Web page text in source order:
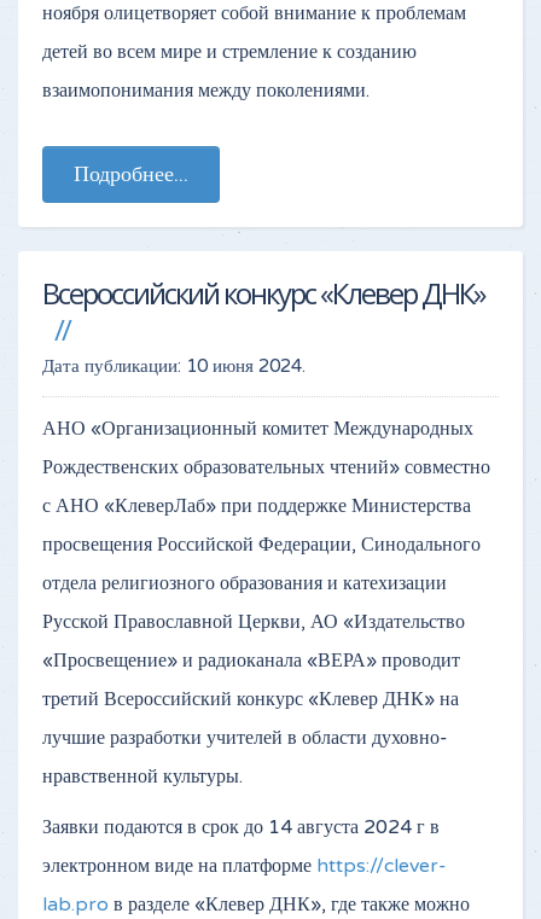
ноября олицетворяет собой внимание к проблемам
детей во всем мире и стремление к созданию
взаимопонимания между поколениями.
Подробнее...
Всероссийский конкурс «Клевер ДНК»
Дата публикации: 10 июня 2024.
АНО «Организационный комитет Международных
Рождественских образовательных чтений» совместно
с АНО «КлеверЛаб» при поддержке Министерства
просвещения Российской Федерации, Синодального
отдела религиозного образования и катехизации
Русской Православной Церкви, АО «Издательство
«Просвещение» и радиоканала «ВЕРА» проводит
третий Всероссийский конкурс «Клевер ДНК» на
лучшие разработки учителей в области духовно-
нравственной культуры.
Заявки подаются в срок до 14 августа 2024 г в
электронном виде на платформе https://clever-
lab.pro в разделе «Клевер ДНК», где также можно